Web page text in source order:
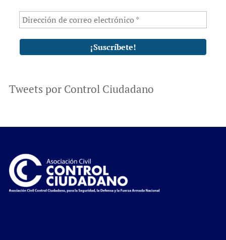
Tweets por Control Ciudadano